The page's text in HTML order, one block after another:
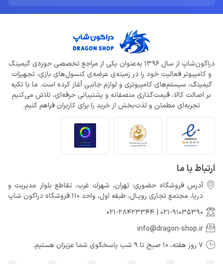
دراگون‌شاپ از سال 1396 به‌عنوان یکی از مراجع تخصصی حوزه‌ی گیمینگ
و کامپیوتر فعالیت خود را در زمینه‌ی عرضه‌ی کنسول‌های بازی، تجهیزات
گیمینگ، سیستم‌های کامپیوتری و لوازم جانبی آغاز کرده است. ما با تکیه
بر اصالت کالا، قیمت‌گذاری منصفانه و پشتیبانی حرفه‌ای، تلاش می‌کنیم
تجربه‌ای مطمئن و لذت‌بخش از خرید را برای کاربران فراهم کنیم.
ارتباط با ما
آدرس فروشگاه حضوری: تهران، شهرك غرب، تقاطع بلوار مدیریت و
دريا، مجتمع تجارى رويـال، طبقه اول، واحد 110 فروشگاه دراگون شاپ
021-91035390
|
021-28423344
info@dragon-shop.ir
7 روز هفته، 10 صبح تا 9 شب پاسخگوی شما عزیزان هستیم.